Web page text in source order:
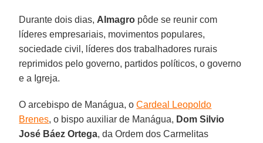
Durante dois dias, Almagro pôde se reunir com
líderes empresariais, movimentos populares,
sociedade civil, líderes dos trabalhadores rurais
reprimidos pelo governo, partidos políticos, o governo
e a Igreja.
O arcebispo de Manágua, o Cardeal Leopoldo
Brenes, o bispo auxiliar de Manágua, Dom Silvio
José Báez Ortega, da Ordem dos Carmelitas